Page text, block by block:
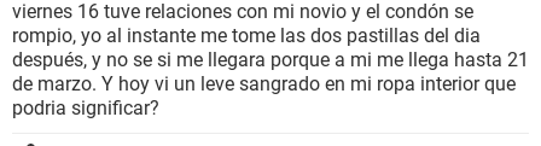
SEXUALIDAD
GLOSARIO
viernes 16 tuve relaciones con mi novio y el condón se
rompio, yo al instante me tome las dos pastillas del dia
después, y no se si me llegara porque a mi me llega hasta 21
de marzo. Y hoy vi un leve sangrado en mi ropa interior que
podria significar?